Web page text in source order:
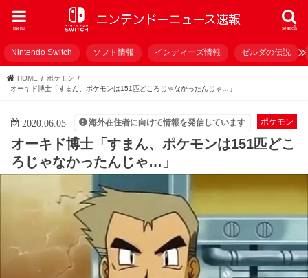
search
menu
Nintendo Switch ソフト情報 インディーズ情報 ゼルダの伝説
HOME
ポケモン
オーキド博士「すまん、ポケモンは151匹どころじゃなかったんじゃ…」
ポケモン
2020.06.05 海外在住者に向けて情報を発信しています
オーキド博士「すまん、ポケモンは151匹どこ
ろじゃなかったんじゃ…」